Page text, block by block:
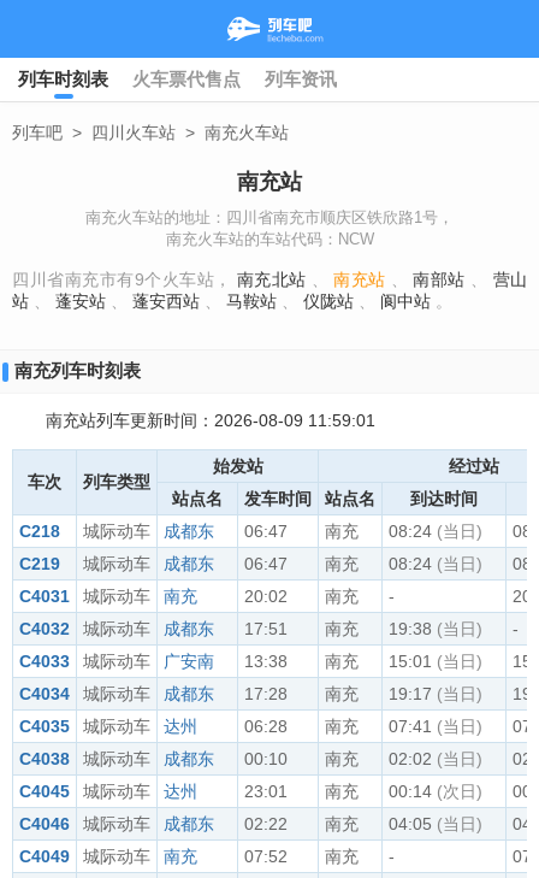
列车时刻表 火车票代售点 列车资讯
列车吧 > 四川火车站 > 南充火车站
南充站
南充火车站的地址：四川省南充市顺庆区铁欣路1号，
南充火车站的车站代码：NCW
四川省南充市有9个火车站， 南充北站 南充站 南部站
营山
站
蓬安站 蓬安西站 马鞍站 仪陇站 阆中站 。
南充列车时刻表
南充站列车更新时间：2026-08-09 11:59:01
车次 列车类型
始发站
经过站
站点名
发车时间 站点名 到达时间
C218
城际动车 成都东 06:47 南充 08:24 (当日)
C219
城际动车 成都东 06:47 南充 08:24 (当日)
C4031
城际动车 南充 20:02 南充 -
C4032
城际动车 成都东 17:51 南充 19:38 (当日)
-
C4033
城际动车 广安南 13:38 南充 15:01 (当日)
C4034
城际动车 成都东 17:28 南充 19:17 (当日)
C4035
城际动车 达州 06:28 南充 07:41 (当日)
C4038
城际动车 成都东 00:10 南充 02:02 (当日)
C4045
城际动车 达州 23:01 南充 00:14 (次日)
C4046
城际动车 成都东 02:22 南充 04:05 (当日)
C4049
城际动车 南充 07:52 南充 -